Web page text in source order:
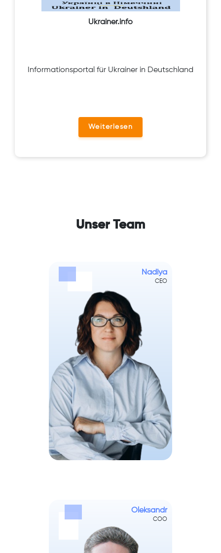
Ukrainer.info
Informationsportal für Ukrainer in Deutschland
Weiterlesen
Unser Team
Nadiya
CEO
Oleksandr
COO